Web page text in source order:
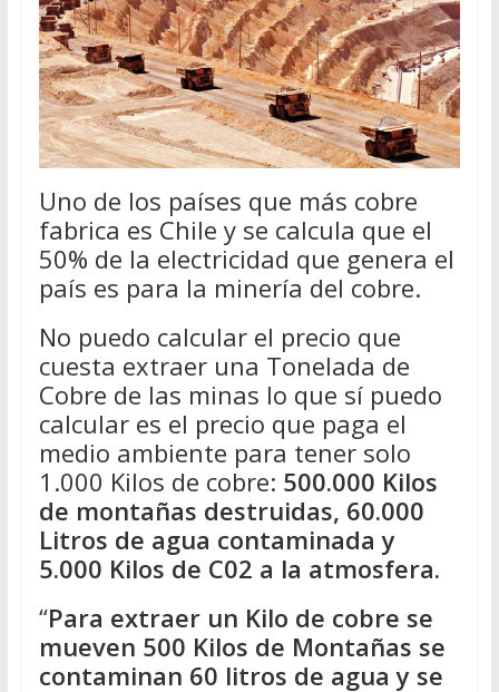
Uno de los países que más cobre
fabrica es Chile y se calcula que el
50% de la electricidad que genera el
país es para la minería del cobre.
No puedo calcular el precio que
cuesta extraer una Tonelada de
Cobre de las minas lo que sí puedo
calcular es el precio que paga el
medio ambiente para tener solo
1.000 Kilos de cobre: 500.000 Kilos
de montañas destruidas, 60.000
Litros de agua contaminada y
5.000 Kilos de C02 a la atmosfera.
“Para extraer un Kilo de cobre se
mueven 500 Kilos de Montañas se
contaminan 60 litros de agua y se